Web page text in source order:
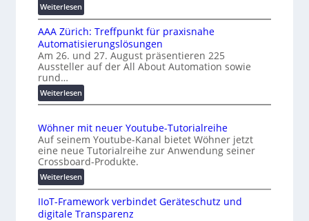
e
n
l
A
u
t
a
i
o
n
r
g
Weiterlesen:
K
M
U
i
n
e
r
o
s
t
e
n
f
a
l
AAA Zürich: Treffpunkt für praxisnahe
Automatisierungslösungen
Am 26. und 27. August präsentieren 225
Aussteller auf der All About Automation sowie
rund…
Weiterlesen:
A
A
Z
ü
r
i
c
h
:
Wöhner mit neuer Youtube-Tutorialreihe
Auf seinem Youtube-Kanal bietet Wöhner jetzt
eine neue Tutorialreihe zur Anwendung seiner
Crossboard-Produkte.
Weiterlesen:
W
ö
h
IIoT-Framework verbindet Geräteschutz und
digitale Transparenz